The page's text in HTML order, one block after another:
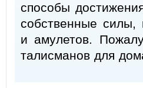
способы
собственные силы,
и амулетов.
талисманов для